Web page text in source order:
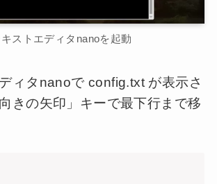
ストエディタnanoを起動
ィタnanoで config.txt が表示さ
きの矢印」キーで最下行まで移